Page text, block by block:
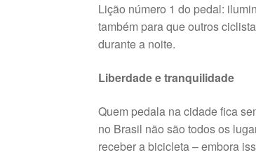
Lição número 1 do pedal:
também para que outros
durante a noite.
Liberdade e tranquilidade
Quem pedala na cidade fica
no Brasil não são todos os
receber a bicicleta – embora